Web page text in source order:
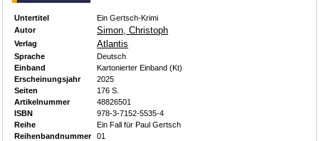
Untertitel
Ein Gertsch-Krimi
Autor
Simon, Christoph
Verlag Atlantis
Sprache
Deutsch
Einband
Kartonierter Einband (Kt)
Erscheinungsjahr
2025
Seiten
176 S.
Artikelnummer
48826501
ISBN
978-3-7152-5535-4
Reihe
Ein Fall für Paul Gertsch
Reihenbandnummer
01